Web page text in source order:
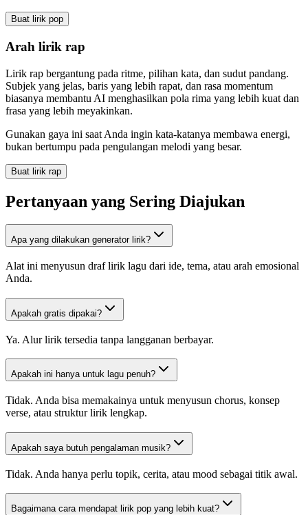
Buat lirik pop
Arah lirik rap
Lirik rap bergantung pada ritme, pilihan kata, dan sudut pandang.
Subjek yang jelas, baris yang lebih rapat, dan rasa momentum
biasanya membantu AI menghasilkan pola rima yang lebih kuat dan
frasa yang lebih meyakinkan.
Gunakan gaya ini saat Anda ingin kata-katanya membawa energi,
bukan bertumpu pada pengulangan melodi yang besar.
Buat lirik rap
Pertanyaan yang Sering Diajukan
Apa yang dilakukan generator lirik?
Alat ini menyusun draf lirik lagu dari ide, tema, atau arah emosional
Anda.
Apakah gratis dipakai?
Ya. Alur lirik tersedia tanpa langganan berbayar.
Apakah ini hanya untuk lagu penuh?
Tidak. Anda bisa memakainya untuk menyusun chorus, konsep
verse, atau struktur lirik lengkap.
Apakah saya butuh pengalaman musik?
Tidak. Anda hanya perlu topik, cerita, atau mood sebagai titik awal.
Bagaimana cara mendapat lirik pop yang lebih kuat?